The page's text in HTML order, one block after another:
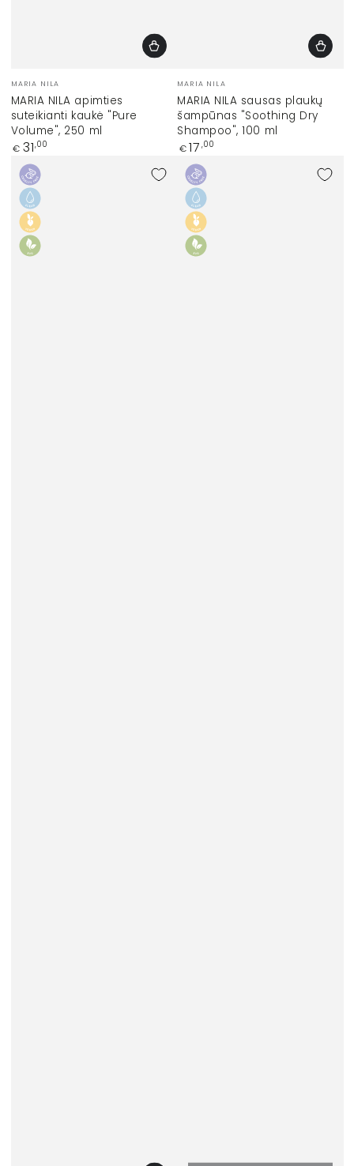
Prekinis
ženklas:
MARIA NILA
MARIA NILA apimties
suteikianti kaukė "Pure
Volume", 250 ml
Įprasta
€ 31,00
Prekinis
ženklas:
MARIA NILA
MARIA NILA sausas plaukų
šampūnas "Soothing Dry
Shampoo", 100 ml
Įprasta
€ 17 ,00